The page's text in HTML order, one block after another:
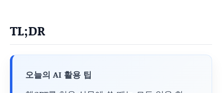
TL;DR
오늘의 AI 활용 팁